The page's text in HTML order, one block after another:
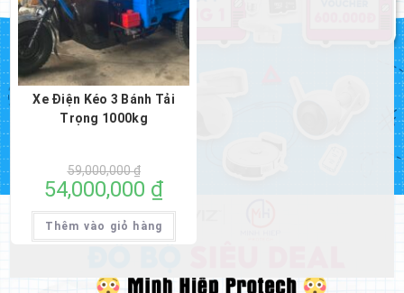
Xe Điện Kéo 3 Bánh Tải
Trọng 1000kg
59,000,000₫
Giá
gốc
là:
59,000,000 ₫.
54,000,000 ₫Giá
tại
Thêm vào giỏ hàng